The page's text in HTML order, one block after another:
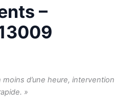
–
moins d’une heure, intervention
»